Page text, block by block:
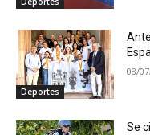
Deportes
08/
Se